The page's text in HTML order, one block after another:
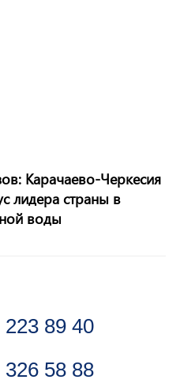
Карачаево-Черкесия
лидера страны в
воды
223 89 40
326 58 88